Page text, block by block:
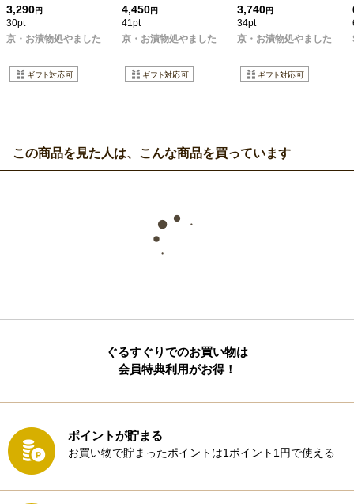
3,290円
30pt
京・お漬物処やました
4,450円
41pt
京・お漬物処やました
3,740円
34pt
京・お漬物処やました
この商品を見た人は、こんな商品を買っています
ぐるすぐりでのお買い物は
会員特典利用がお得！
ポイントが貯まる
お買い物で貯まったポイントは1ポイント1円で使える